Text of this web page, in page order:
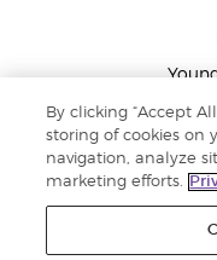
Sjedište tvrtke
By clicking “Accept
storing of cookies on
navigation, analyze
marketing efforts.